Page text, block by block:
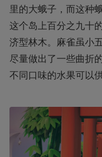
里的大蛾子，而这种
这个岛上百分之九十
济型林木。麻雀虽小
尽量做出了一些曲折
不同口味的水果可以